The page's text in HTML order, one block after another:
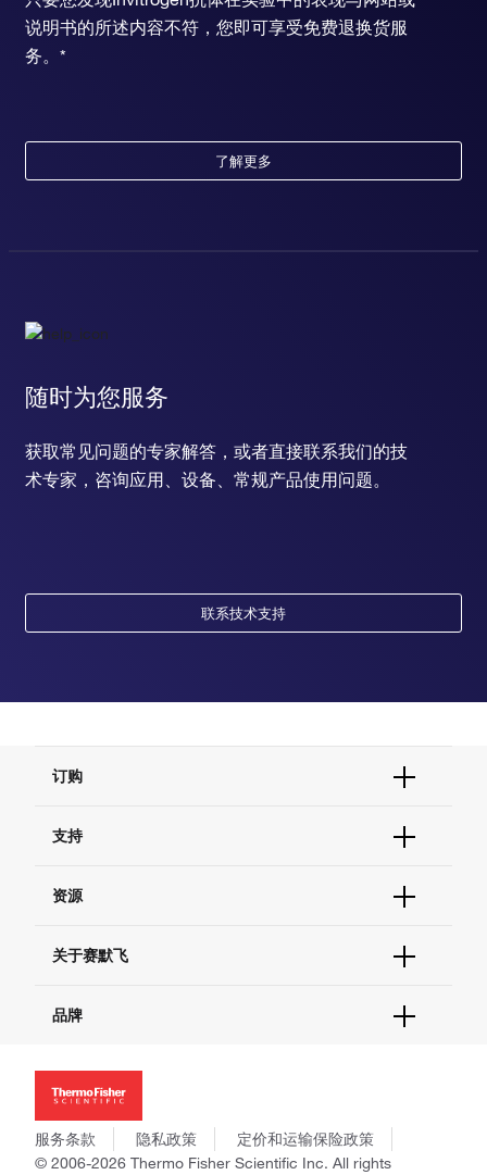
说明书的所述内容不符，您即可享受免费退换货服
务。*
了解更多
随时为您服务
获取常见问题的专家解答，或者直接联系我们的技
术专家，咨询应用、设备、常规产品使用问题。
联系技术支持
订购
订单支持
现货供应中心
支持
联系我们 - 400 820 8982
查找文件&证书
资源
促销
社交媒体
关于赛默飞
招聘
新闻
社会责任
商标
政策和通知
品牌
Applied Biosystems
Invitrogen
Gibco
Ion Torrent
服务条款 隐私政策
定价和运输保险政策
© 2006-2026 Thermo Fisher Scientific Inc. All rights